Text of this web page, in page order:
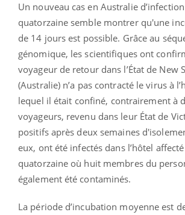
Un nouveau cas en Australie
quatorzaine semble montrer qu'une
de 14 jours est possible. Grâce au
génomique, les scientifiques ont
voyageur de retour dans l’État de New
(Australie) n’a pas contracté le virus à
lequel il était confiné, contrairement à
voyageurs, revenu dans leur État de
positifs après deux semaines
eux, ont été infectés dans l’hôtel
quatorzaine où huit membres du
également été contaminés.
La période d’incubation moyenne est